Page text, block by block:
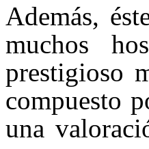
Además,
muchos
prestigioso
compuesto
una